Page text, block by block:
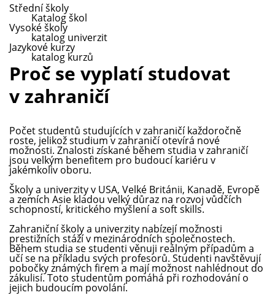
Střední školy
Katalog škol
Vysoké školy
katalog univerzit
Jazykové kurzy
katalog kurzů
Proč se vyplatí studovat
v zahraničí
Počet studentů studujících v zahraničí každoročně
roste, jelikož studium v zahraničí otevírá nové
možnosti. Znalosti získané během studia v zahraničí
jsou velkým benefitem pro budoucí kariéru v
jakémkoliv oboru.
Školy a univerzity v USA, Velké Británii, Kanadě, Evropě
a zemích Asie kladou velký důraz na rozvoj vůdčích
schopností, kritického myšlení a soft skills.
Zahraniční školy a univerzity nabízejí možnosti
prestižních stáží v mezinárodních společnostech.
Během studia se studenti věnuji reálným případům a
učí se na příkladu svých profesorů. Studenti navštěvují
pobočky známých firem a mají možnost nahlédnout do
zákulisí. Toto studentům pomáhá při rozhodování o
jejich budoucím povolání.